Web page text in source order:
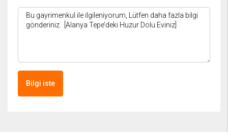
Bilgi iste